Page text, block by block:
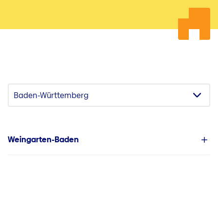
Kontakt & Service
Weingarten-Baden